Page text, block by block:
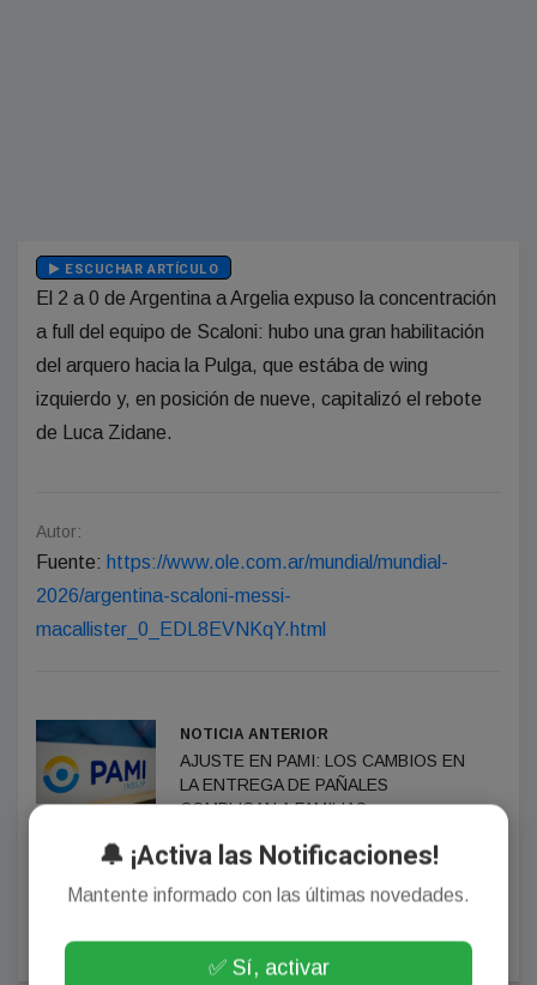
ESCUCHAR ARTÍCULO
El 2 a 0 de Argentina a Argelia expuso la concentración
a full del equipo de Scaloni: hubo una gran habilitación
del arquero hacia la Pulga, que estába de wing
izquierdo y, en posición de nueve, capitalizó el rebote
de Luca Zidane.
Autor:
Fuente: https://www.ole.com.ar/mundial/mundial-
2026/argentina-scaloni-messi-
macallister_0_EDL8EVNKqY.html
NOTICIA ANTERIOR
AJUSTE EN PAMI: LOS CAMBIOS EN
LA ENTREGA DE PAÑALES
COMPLICAN A FAMILIAS
NOTICIA SIGUIENTE
🔔 ¡Activa las Notificaciones!
Mantente informado con las últimas novedades.
✅ Sí, activar